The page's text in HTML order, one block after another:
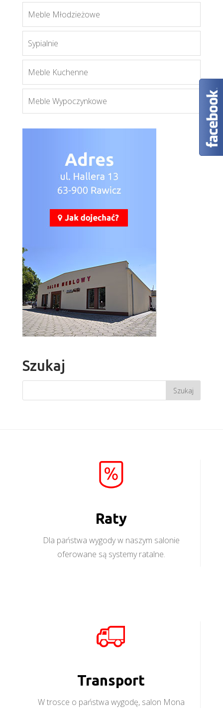
Meble Młodzieżowe
Sypialnie
Meble Kuchenne
Meble Wypoczynkowe
Szukaj
Raty
Dla państwa wygody w naszym salonie
oferowane są systemy ratalne.
Transport
W trosce o państwa wygodę, salon Mona